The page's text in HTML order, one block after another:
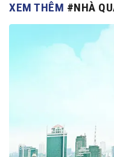
XEM THÊM #NHÀ